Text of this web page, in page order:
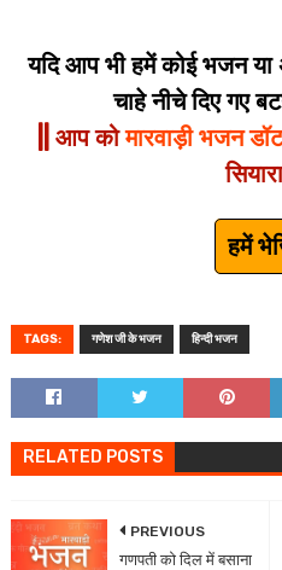
यदि आप भी हमें कोई भजन या
चाहे नीचे दिए गए
|| आप कोमारवाड़ी भजन
हमें
TAGS: गणेश जी के भजन हिन्दी भजन
RELATED POSTS
PREVIOUS
गणपती को दिल में बसाना